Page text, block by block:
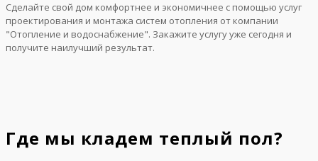
Сделайте свой дом комфортнее и экономичнее с помощью услуг
проектирования и монтажа систем отопления от компании
"Отопление и водоснабжение". Закажите услугу уже сегодня и
получите наилучший результат.
Где мы кладем теплый пол?